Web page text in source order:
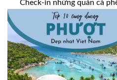
Check-in những quán cà